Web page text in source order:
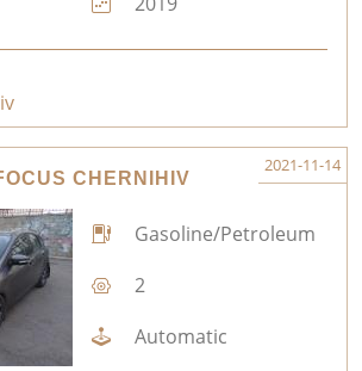
CHERNIHIV
2021-11-14
Gasoline/Petroleum
2
Automatic